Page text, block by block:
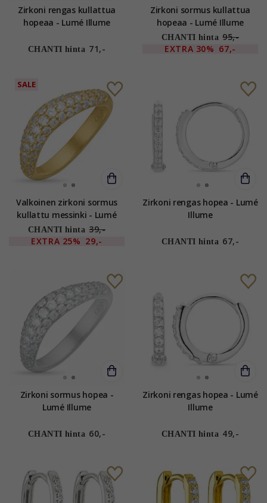
Zirkoni rengas kullattua
hopeaa - Lumé Illume
CHANTI hinta 71,-
Zirkoni sormus kullattua
hopeaa - Lumé Illume
CHANTI hinta 95,-
EXTRA 30% 67,-
SALE
Valkoinen zirkoni sormus
kullattu messinki - Lumé
Illume
CHANTI hinta 39,-
EXTRA 25% 29,-
Zirkoni rengas hopea - Lumé
Illume
CHANTI hinta 67,-
Zirkoni sormus hopea -
Lumé Illume
CHANTI hinta 60,-
Zirkoni rengas hopea - Lumé
Illume
CHANTI hinta 49,-